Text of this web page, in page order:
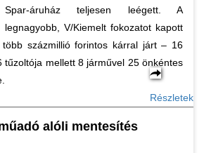
Spar-áruház teljesen leégett. A
legnagyobb, V/Kiemelt fokozatot kapott
százmillió forintos kárral járt – 16
tűzoltója mellett 8 járművel 25 önkéntes
Részletek
alóli mentesítés